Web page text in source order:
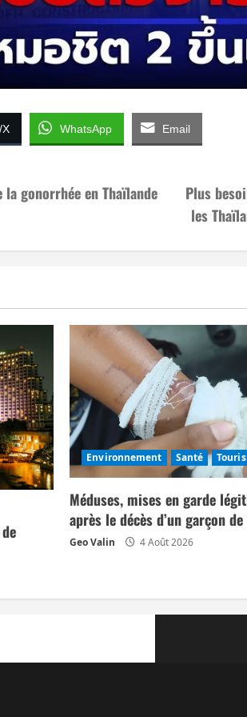
X WhatsApp Email
gonorrhée en Thaïlande
Plus
les
Environnement Santé
Méduses, mises en garde
après le décès d’un garçon de
Geo Valin 4 Août 2026